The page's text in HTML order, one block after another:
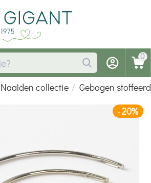
0
Naalden collectie / Gebogen
-20%